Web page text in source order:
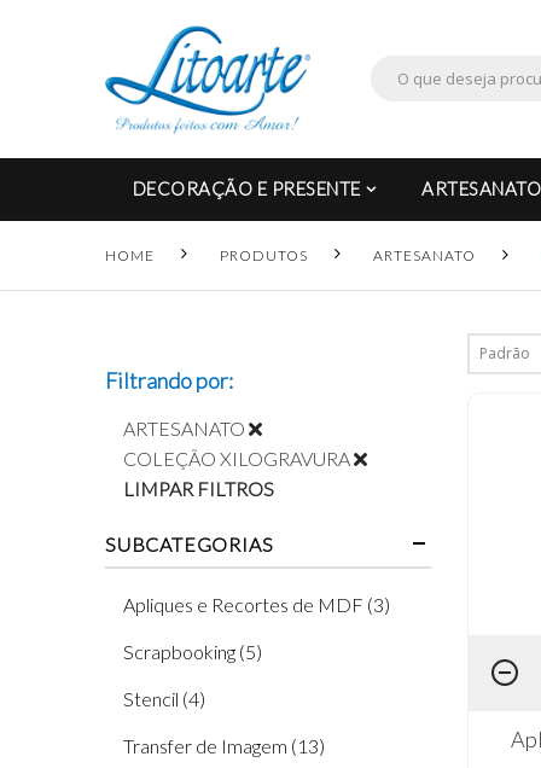
DECORAÇÃO E PRESENTE ARTESANATO
HOME PRODUTOS ARTESANATO
Filtrando por:
ARTESANATO
COLEÇÃO XILOGRAVURA
LIMPAR FILTROS
SUBCATEGORIAS
Apliques e Recortes de MDF (3)
Scrapbooking (5)
Stencil (4)
Transfer de Imagem (13)